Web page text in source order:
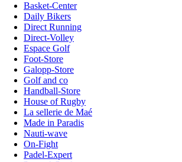
Basket-Center
Daily Bikers
Direct Running
Direct-Volley
Espace Golf
Foot-Store
Galopp-Store
Golf and co
Handball-Store
House of Rugby
La sellerie de Maé
Made in Paradis
Nauti-wave
On-Fight
Padel-Expert